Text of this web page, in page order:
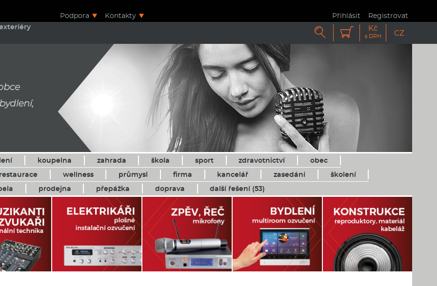
Podpora Kontakty Přihlásit Registrovat
  Kč
s DPH CZ
koupelna zahrada škola sport zdravotnictví
obec
wellness průmysl firma kancelář zasedání
školení
prodejna přepážka doprava další řešení (53)